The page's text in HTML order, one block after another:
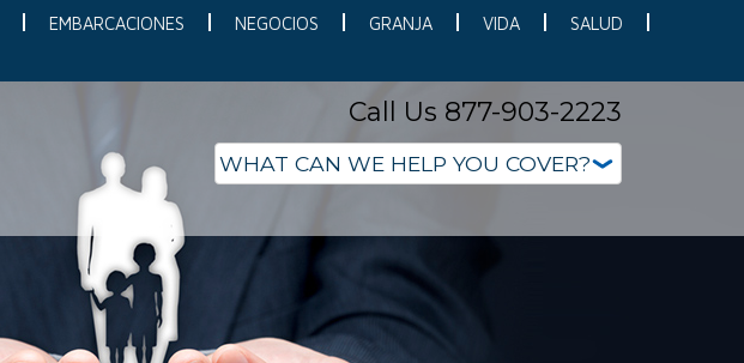
EMBARCACIONES NEGOCIOS GRANJA VIDA
SALUD
Call Us 877-903-2223